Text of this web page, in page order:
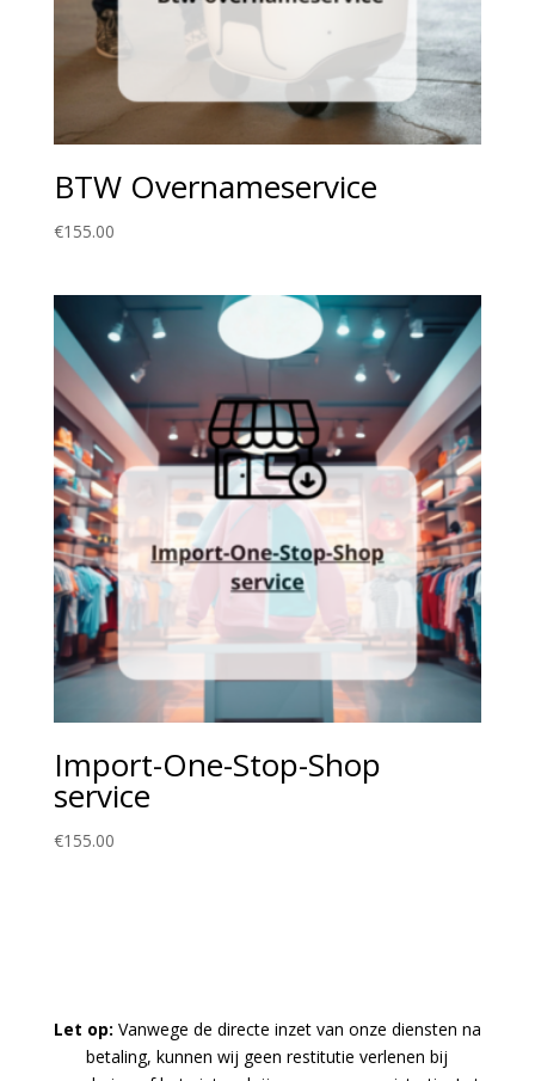
BTW Overnameservice
€155.00
Import-One-Stop-Shop
service
€155.00
Let op: Vanwege de directe inzet van onze diensten na
betaling, kunnen wij geen restitutie verlenen bij